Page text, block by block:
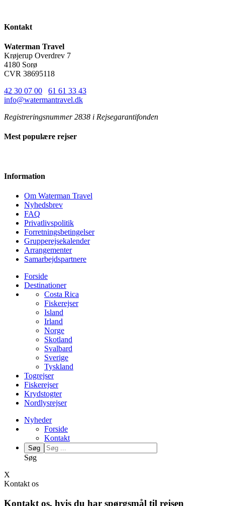
Kontakt
Waterman Travel
Krøjerup Overdrev 7
4180 Sorø
CVR 38695118
42 30 07 00
61 61 33 43
info@watermantravel.dk
Registreringsnummer 2838 i Rejsegarantifonden
Mest populære rejser
Information
Om Waterman Travel
Nyhedsbrev
FAQ
Privatlivspolitik
Forretningsbetingelser
Grupperejsekalender
Arrangementer
Samarbejdspartnere
Forside
Destinationer
Costa Rica
Fiskerejser
Island
Irland
Norge
Skotland
Svalbard
Sverige
Tyskland
Togrejser
Fiskerejser
Krydstogter
Nordlysrejser
Nyheder
Forside
Kontakt
Søg
Søg
X
Kontakt os
Kontakt os, hvis du har spørgsmål til rejsen